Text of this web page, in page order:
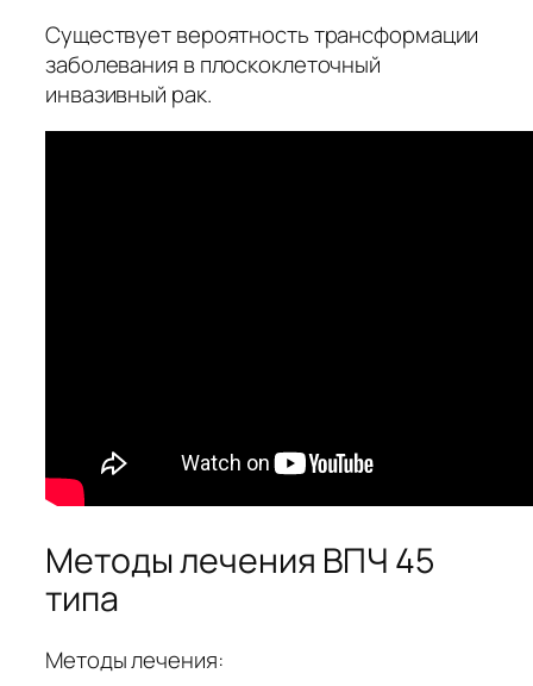
Существует вероятность трансформации
заболевания в плоскоклеточный
инвазивный рак.
Методы лечения ВПЧ 45
типа
Методы лечения: